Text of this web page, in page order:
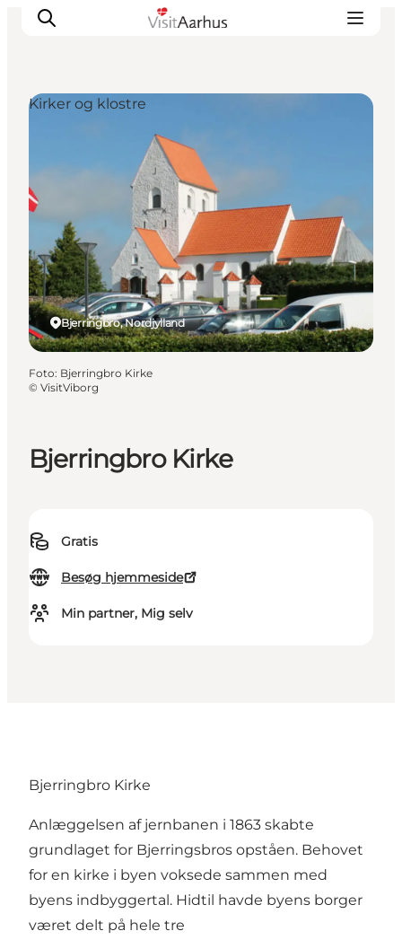
Kalender
Byer og steder
Planlæg ferien
Transport
Bjerringbro Kirke
Gratis
Besøg hjemmeside
Min partner, Mig selv
Bjerringbro, Nordjylland
Kirker og klostre
Foto: Bjerringbro Kirke
© VisitViborg
Bjerringbro Kirke
Anlæggelsen af jernbanen i 1863 skabte
grundlaget for Bjerringsbros opståen. Behovet
for en kirke i byen voksede sammen med
byens indbyggertal. Hidtil havde byens borger
været delt på hele tre